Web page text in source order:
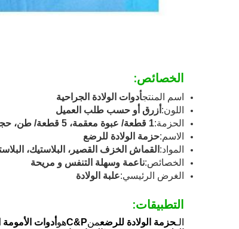
الخصائص:
اسم المنتجأدوات الولادة الجراحية
اللون: أزرق أو حسب طلب العميل
الحزمة:1 قطعة/ عبوة معقمة، 5 قطعة/ طن، حجم: 60x40x30 سم أو حسب الطلب
الاسم:حزمة الولادة للرضع
المواد: القماش الخزف القصير، البلاستيك،
الخصائص:ناعمة وسهلة التنفس و مريحة
الغرض الرئيسي:علبة الولادة
التطبيقات:
الـحزمة الولادة للرضعمنC&Pهو أدوات الأمومة